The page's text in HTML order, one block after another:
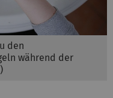
den
während der